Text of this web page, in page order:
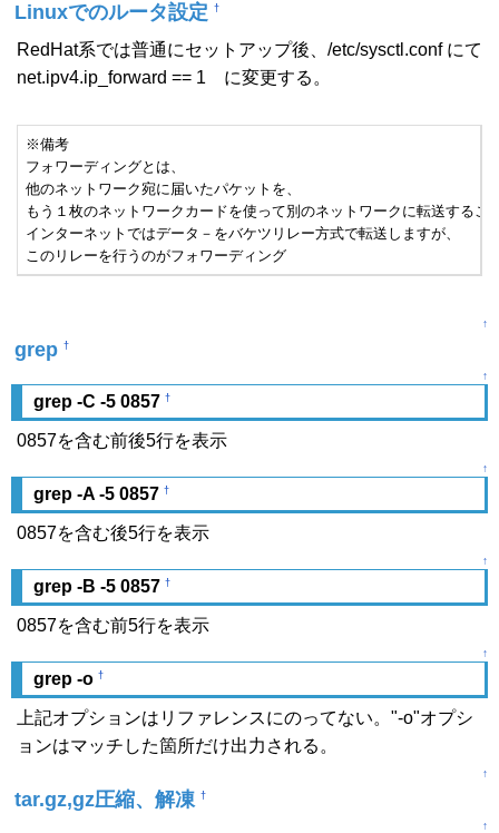
Linuxでのルータ設定 †
RedHat系では普通にセットアップ後、/etc/sysctl.conf にて
net.ipv4.ip_forward == 1 に変更する。
※備考
フォワーディングとは、
他のネットワーク宛に届いたパケットを、
もう１枚のネットワークカードを使って別のネットワークに転送するこ
インターネットではデータ－をバケツリレー方式で転送しますが、
このリレーを行うのがフォワーディング
↑
grep †
↑
grep -C -5 0857 †
0857を含む前後5行を表示
↑
grep -A -5 0857 †
0857を含む後5行を表示
↑
grep -B -5 0857 †
0857を含む前5行を表示
↑
grep -o †
上記オプションはリファレンスにのってない。"-o"オプシ
ョンはマッチした箇所だけ出力される。
↑
tar.gz,gz圧縮、解凍 †
↑